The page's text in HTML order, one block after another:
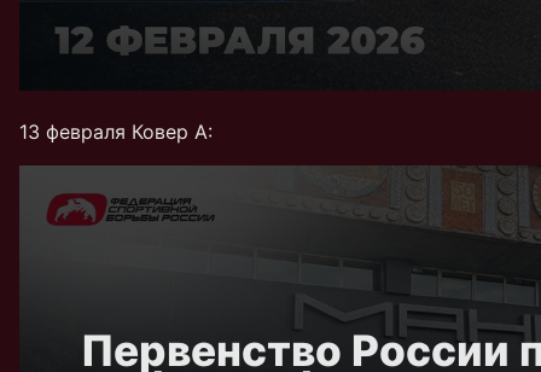
13 февраля Ковер А: